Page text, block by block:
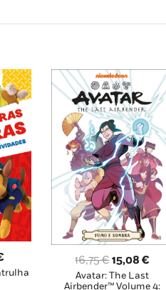
O
preço
16,75€O
preço
15,08€
Avatar: The Last
Airbender™ Volume 4: